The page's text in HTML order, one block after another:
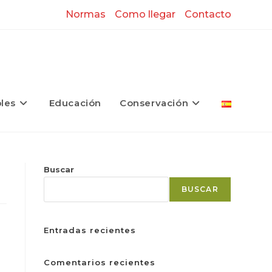
Normas Como llegar Contacto
Educación Conservación
Buscar
BUSCAR
Entradas recientes
Comentarios recientes